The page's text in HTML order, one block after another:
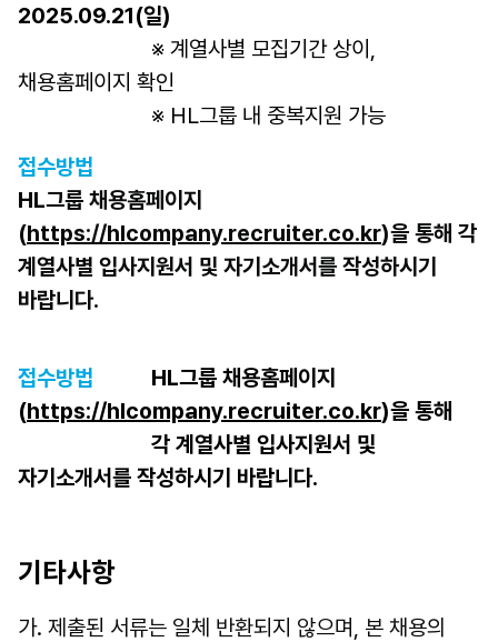
2025.09.21(일)
채용홈페이지 확인
			※ HL그룹 내 중복지원 가능
접수방법
HL그룹 채용홈페이지
(https://hlcompany.recruiter.co.kr)을 통해 각
계열사별 입사지원서 및 자기소개서를 작성하시기
바랍니다.
접수방법
(https://hlcompany.recruiter.co.kr)을 통해
자기소개서를 작성하시기 바랍니다.
기타사항
가. 제출된 서류는 일체 반환되지 않으며, 본 채용의